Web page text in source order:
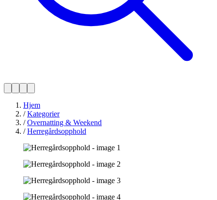
Hjem
/Kategorier
/Overnatting & Weekend
/Herregårdsopphold